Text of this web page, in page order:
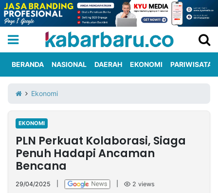
Iklan
Berita
Kami
Nasional
International
Olahraga
Entertainment
Daerah
Pariwisata
Kuliner
Kolom
Network
BERANDA NASIONAL DAERAH EKONOMI PARIWISATA
Ekonomi
EKONOMI
PLN Perkuat Kolaborasi, Siaga
Penuh Hadapi Ancaman
Bencana
29/04/2025 2 views